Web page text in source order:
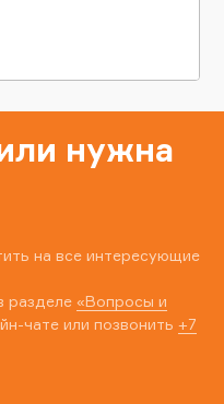
нужна
на все интересующие
разделе «Вопросы и
чате или позвонить +7